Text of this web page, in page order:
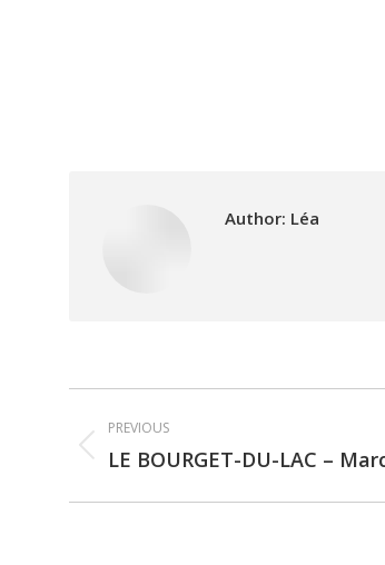
Author: Léa
Post
navigation
PREVIOUS
Previous
LE BOURGET-DU-LAC –